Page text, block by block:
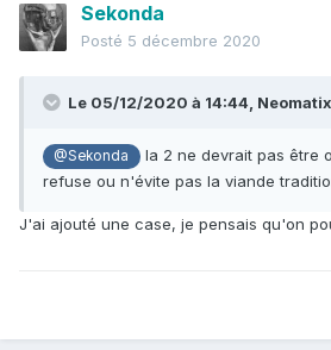
Sekonda
Posté 5 décembre 2020
Le 05/12/2020 à 14:44, Neomatix
@Sekonda
la 2 ne devrait pas être
refuse ou n'évite pas la viande
J'ai ajouté une case, je pensais qu'on